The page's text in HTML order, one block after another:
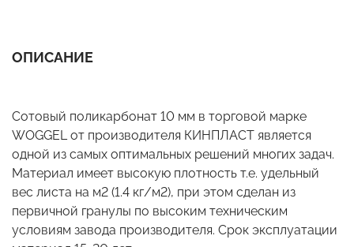
ОПИСАНИЕ
Сотовый поликарбонат 10 мм в торговой марке
WOGGEL от производителя КИНПЛАСТ является
одной из самых оптимальных решений многих задач.
Материал имеет высокую плотность т.е. удельный
вес листа на м2 (1.4 кг/м2), при этом сделан из
первичной гранулы по высоким техническим
условиям завода производителя. Срок эксплуатации